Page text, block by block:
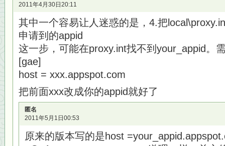
2011年4月30日20:11
其中一个容易让人迷惑的是，4.把
申请到的appid
这一步，可能在proxy.int找不到your_appid。
[gae]
host = xxx.appspot.com
把前面xxx改成你的appid就好了
匿名
2011年5月1日00:53
原来的版本写的是host